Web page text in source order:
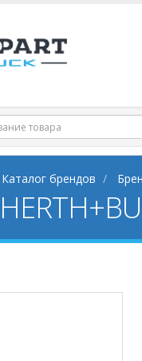
Каталог брендов